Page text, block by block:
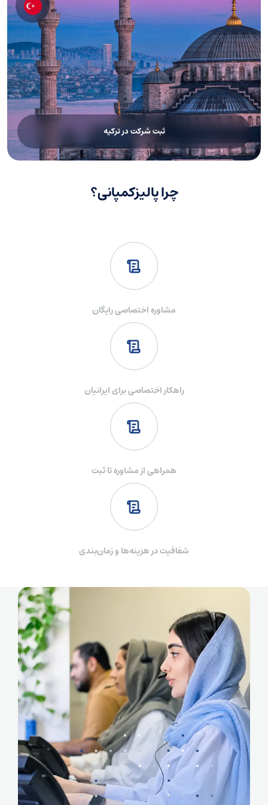
در زمان تأسیس شرکت باید حداقل یک سهم صادر شود. سرمایه
سهام در شرکت‌های با مسئولیت محدود (Ltd) می‌تواند تنها ۱ پوند یا
بیشتر باشد و قانون حداقل سرمایه بالاتری را الزامی نکرده است.
حسابداری و گزارش‌دهی
شرکت‌ها موظف‌اند گزارش‌های مالی سالانه خود را به اداره ثبت
شرکت‌های انگلستان ارائه کنند. همچنین باید به طور دوره‌ای
اطلاعات ثبتی و مشخصات شرکت را تأیید و به‌روزرسانی کنند.
اقامت از طریق ثبت شرکت در انگلستان
اگر قصد زندگی در انگلیس با راه‌اندازی کسب‌وکار را دارید باید بدانید
که اقامت از طریق ثبت شرکت در انگلستان به‌تنهایی ممکن نیست.
خارجی می‌توانند شرکت ثبت کنند، اما برای اقامت و کار در انگلستان
باید از طریق ویزای مناسب اقدام کرد.
ثبت شرکت وجود دارد که شامل ویزاهای Innovator Founder،
Global Talent و Scale-up می‌شود. هرکدام شرایط و الزامات خاص
خود را دارند و بر اساس نوع فعالیت و سطح تجربه متقاضی انتخاب
ویزای Innovator Founder مخصوص افرادی است که ایده کسب‌وکار
نوآورانه، مقیاس‌پذیر و پایدار برای ثبت شرکت انگلیس دارند و طرح
آن‌ها باید توسط یک نهاد تأییدکننده رسمی تأیید شود. این ویزا پس
ویزای Global Talent برای افراد برجسته در حوزه‌هایی مانند علم،
فناوری، هنر و دانشگاه صادر می‌شود و نیازی به پیشنهاد شغلی
ندارد. این ویزا پس از ۵ سال امکان دریافت اقامت دائم را فراهم
کارفرمای اسپانسر الزامی است، اما پس از آن فرد آزادی بیشتری در
اشتغال و حتی ثبت شرکت در انگلستان را دارد و پس از ۵ سال
می‌تواند اقامت دائم دریافت کند.
مالیات شرکتی در انگلستان
یکی از مهم‌ترین مواردی که در رابطه با هزینه ثبت شرکت در
انگلستان باید مدنظر قرار دهید، مالیات و قوانین مالیاتی این کشور
است. در انگلیس شرکت‌های مقیم (Resident Companies)
معمولاً بر اساس سود جهانی خود مشمول مالیات می‌شوند؛ مگر در
مواردی که شعبه خارجی از این قاعده مستثنی شود. شرکت‌های
غیرمقیم نیز تنها نسبت به درآمدهای مرتبط با فعالیت در
انگلستان، املاک، یا سود حاصل از دارایی‌های داخل کشور مشمول
ثبت شرکت در ترکیه
چرا پالیزکمپانی؟
مشاوره اختصاصی رایگان
راهکار اختصاصی برای ایرانیان
همراهی از مشاوره تا ثبت
شفافیت در هزینه‌ها و زمان‌بندی